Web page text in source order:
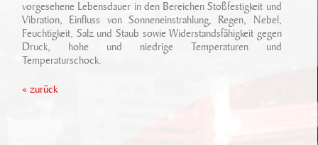
vorgesehene Lebensdauer in den Bereichen Stoßfestigkeit und
Vibration, Einfluss von Sonneneinstrahlung, Regen, Nebel,
Feuchtigkeit, Salz und Staub sowie Widerstandsfähigkeit gegen
Druck, hohe und niedrige Temperaturen und
Temperaturschock.
« zurück